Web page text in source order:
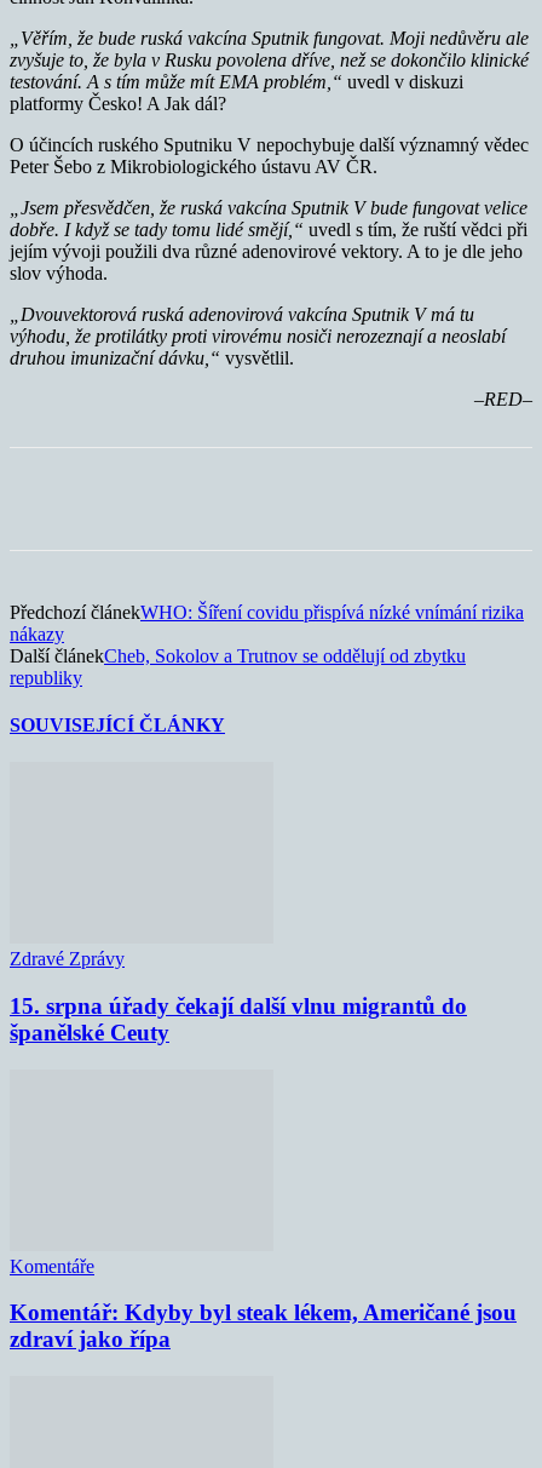
„Věřím, že bude ruská vakcína Sputnik fungovat. Moji nedůvěru ale
zvyšuje to, že byla v Rusku povolena dříve, než se dokončilo klinické
testování. A s tím může mít EMA problém,“ uvedl v diskuzi
platformy Česko! A Jak dál?
O účincích ruského Sputniku V nepochybuje další významný vědec
Peter Šebo z Mikrobiologického ústavu AV ČR.
„Jsem přesvědčen, že ruská vakcína Sputnik V bude fungovat velice
dobře. I když se tady tomu lidé smějí,“ uvedl s tím, že ruští vědci při
jejím vývoji použili dva různé adenovirové vektory. A to je dle jeho
slov výhoda.
„Dvouvektorová ruská adenovirová vakcína Sputnik V má tu
výhodu, že protilátky proti virovému nosiči nerozeznají a neoslabí
druhou imunizační dávku,“ vysvětlil.
–RED–
Předchozí článekWHO: Šíření covidu přispívá nízké vnímání rizika
nákazy
Další článekCheb, Sokolov a Trutnov se oddělují od zbytku
republiky
SOUVISEJÍCÍ ČLÁNKY
Zdravé Zprávy
15. srpna úřady čekají další vlnu migrantů do
španělské Ceuty
Komentáře
Komentář: Kdyby byl steak lékem, Američané jsou
zdraví jako řípa